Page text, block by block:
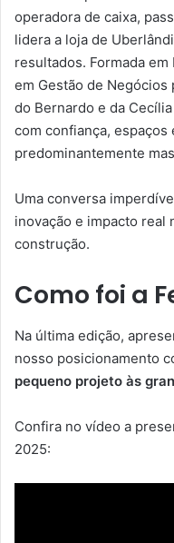
operadora de caixa,
lidera a loja de
resultados. Formada
em Gestão de Negócios
do Bernardo e da
com confiança, espaços
predominantemente
Uma conversa
inovação e impacto real
construção.
Como foi a
Na última edição,
nosso posicionamento
pequeno projeto às
Confira no vídeo a
2025: